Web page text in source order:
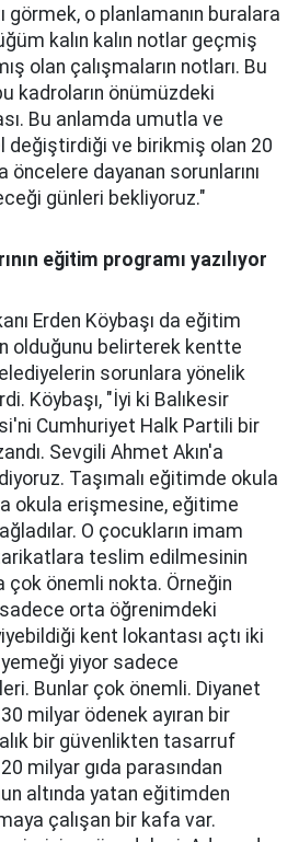
görmek, o planlamanın buralara
kalın kalın notlar geçmiş
olan çalışmaların notları. Bu
kadroların önümüzdeki
Bu anlamda umutla ve
değiştirdiği ve birikmiş olan 20
öncelere dayanan sorunlarını
günleri bekliyoruz."
eğitim programı yazılıyor
Erden Köybaşı da eğitim
olduğunu belirterek kentte
sorunlara yönelik
Köybaşı, "İyi ki Balıkesir
Cumhuriyet Halk Partili bir
Sevgili Ahmet Akın'a
Taşımalı eğitimde okula
okula erişmesine, eğitime
O çocukların imam
teslim edilmesinin
çok önemli nokta. Örneğin
orta öğrenimdeki
kent lokantası açtı iki
yiyor sadece
Bunlar çok önemli. Diyanet
milyar ödenek ayıran bir
bir güvenlikten tasarruf
milyar gıda parasından
altında yatan eğitimden
çalışan bir kafa var.